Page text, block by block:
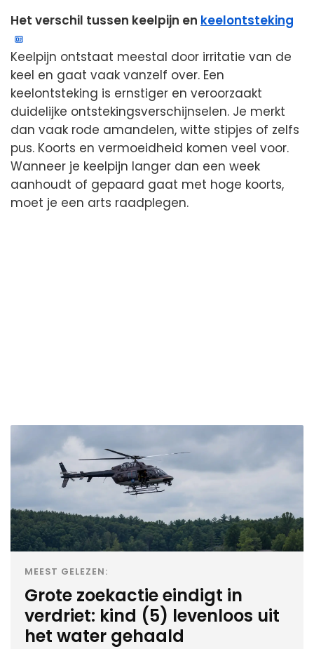
Het verschil tussen keelpijn en keelontsteking
Keelpijn ontstaat meestal door irritatie van de
keel en gaat vaak vanzelf over. Een
keelontsteking is ernstiger en veroorzaakt
duidelijke ontstekingsverschijnselen. Je merkt
dan vaak rode amandelen, witte stipjes of zelfs
pus. Koorts en vermoeidheid komen veel voor.
Wanneer je keelpijn langer dan een week
aanhoudt of gepaard gaat met hoge koorts,
moet je een arts raadplegen.
MEEST GELEZEN:
Grote zoekactie eindigt in
verdriet: kind (5) levenloos uit
het water gehaald